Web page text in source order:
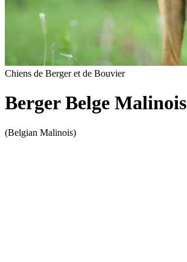
Chiens de Berger et de Bouvier
Berger Belge Malinois
(Belgian Malinois)